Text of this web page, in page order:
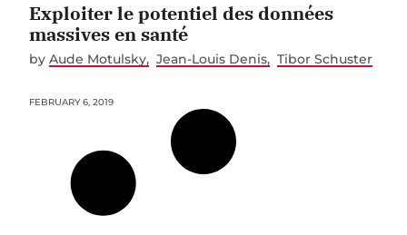
Exploiter le potentiel des données
massives en santé
by Aude Motulsky Jean-Louis Denis Tibor Schuster
FEBRUARY 6, 2019